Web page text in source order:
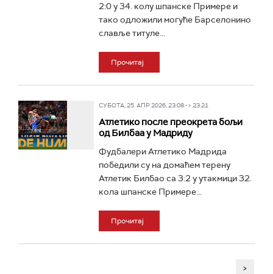
2:0 у 34. колу шпанске Примере и
тако одложили могуће Барселонино
славље титуле...
Прочитај
СУБОТА, 25. АПР 2026, 23:08 -> 23:21
Атлетико после преокрета бољи
од Билбаа у Мадриду
Фудбалери Атлетико Мадрида
победили су на домаћем терену
Атлетик Билбао са 3:2 у утакмици 32.
кола шпанске Примере...
Прочитај
>